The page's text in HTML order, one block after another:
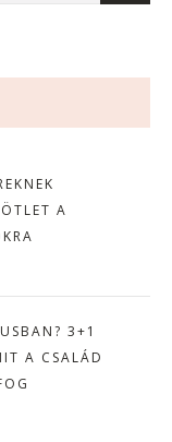
A
3+1
A CSALÁD